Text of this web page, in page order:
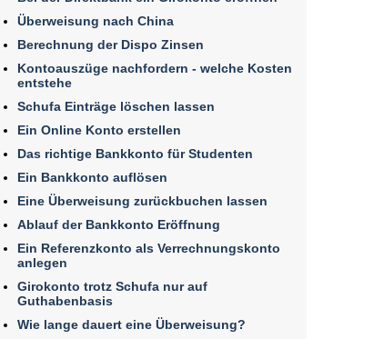
Überweisung nach China
Berechnung der Dispo Zinsen
Kontoauszüge nachfordern - welche Kosten
entstehe
Schufa Einträge löschen lassen
Ein Online Konto erstellen
Das richtige Bankkonto für Studenten
Ein Bankkonto auflösen
Eine Überweisung zurückbuchen lassen
Ablauf der Bankkonto Eröffnung
Ein Referenzkonto als Verrechnungskonto
anlegen
Girokonto trotz Schufa nur auf
Guthabenbasis
Wie lange dauert eine Überweisung?